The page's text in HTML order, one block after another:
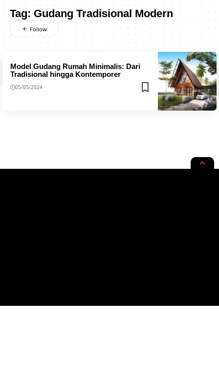
Tag:Gudang Tradisional Modern
Model Gudang Rumah Minimalis: Dari
Tradisional hingga Kontemporer
05/05/2024